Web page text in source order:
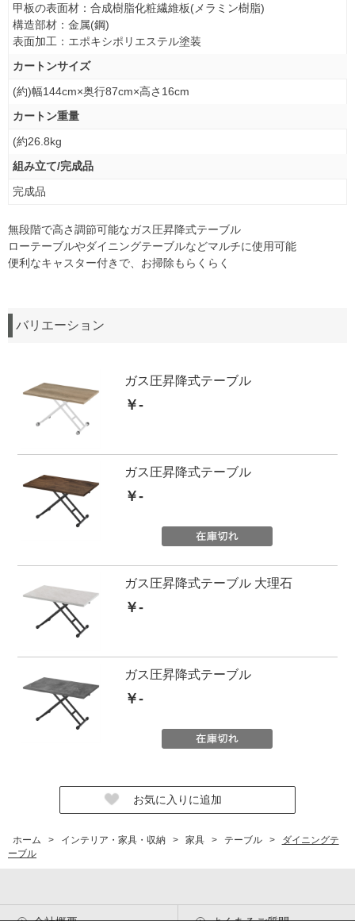
甲板の表面材：合成樹脂化粧繊維板(メラミン樹脂)
構造部材：金属(鋼)
表面加工：エポキシポリエステル塗装
カートンサイズ
(約)幅144cm×奥行87cm×高さ16cm
カートン重量
(約26.8kg
組み立て/完成品
完成品
無段階で高さ調節可能なガス圧昇降式テーブル
ローテーブルやダイニングテーブルなどマルチに使用可能
便利なキャスター付きで、お掃除もらくらく
バリエーション
ガス圧昇降式テーブル
￥-
ガス圧昇降式テーブル
￥-
ガス圧昇降式テーブル 大理石
￥-
ガス圧昇降式テーブル
￥-
ホーム > インテリア・家具・収納 > 家具 > テーブル >
ダイニングテ
ーブル